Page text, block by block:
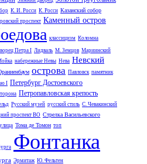
К. И. Росси К. Росси Казанский собор
проспект Каменный остров
классицизм Коломна
Петра I Лидваль М. Земцов Мариинский
набережные Невы Нева Невский
острова Павловск памятник
I Петербург Достоевского
Петропавловская крепость
Русский музей русский стиль С. Чевакинский
проспект ВО Стрелка Васильевского
Тома де Томон топ
Фонтанка
Эрмитаж Ю. Фельтен